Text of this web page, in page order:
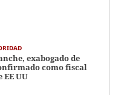
exabogado de
como fiscal
EE UU